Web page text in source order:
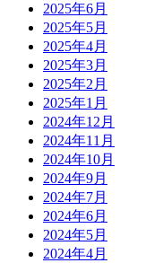
2025年6月
2025年5月
2025年4月
2025年3月
2025年2月
2025年1月
2024年12月
2024年11月
2024年10月
2024年9月
2024年7月
2024年6月
2024年5月
2024年4月